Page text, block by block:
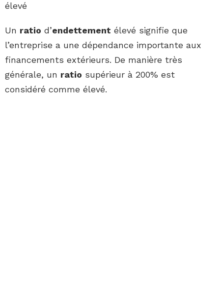
élevé
Un ratio d’endettement élevé signifie que
l’entreprise a une dépendance importante aux
financements extérieurs. De manière très
générale, un ratio supérieur à 200% est
considéré comme élevé.